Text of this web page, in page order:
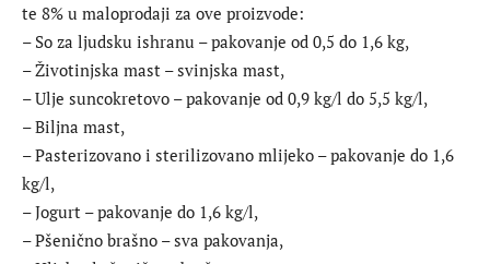
te 8% u maloprodaji za ove proizvode:
– So za ljudsku ishranu – pakovanje od 0,5 do 1,6 kg,
– Životinjska mast – svinjska mast,
– Ulje suncokretovo – pakovanje od 0,9 kg/l do 5,5 kg/l,
– Biljna mast,
– Pasterizovano i sterilizovano mlijeko – pakovanje do 1,6
kg/l,
– Jogurt – pakovanje do 1,6 kg/l,
– Pšenično brašno – sva pakovanja,